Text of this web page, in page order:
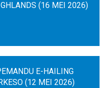
(16 MEI 2026)
E-HAILING
(12 MEI 2026)